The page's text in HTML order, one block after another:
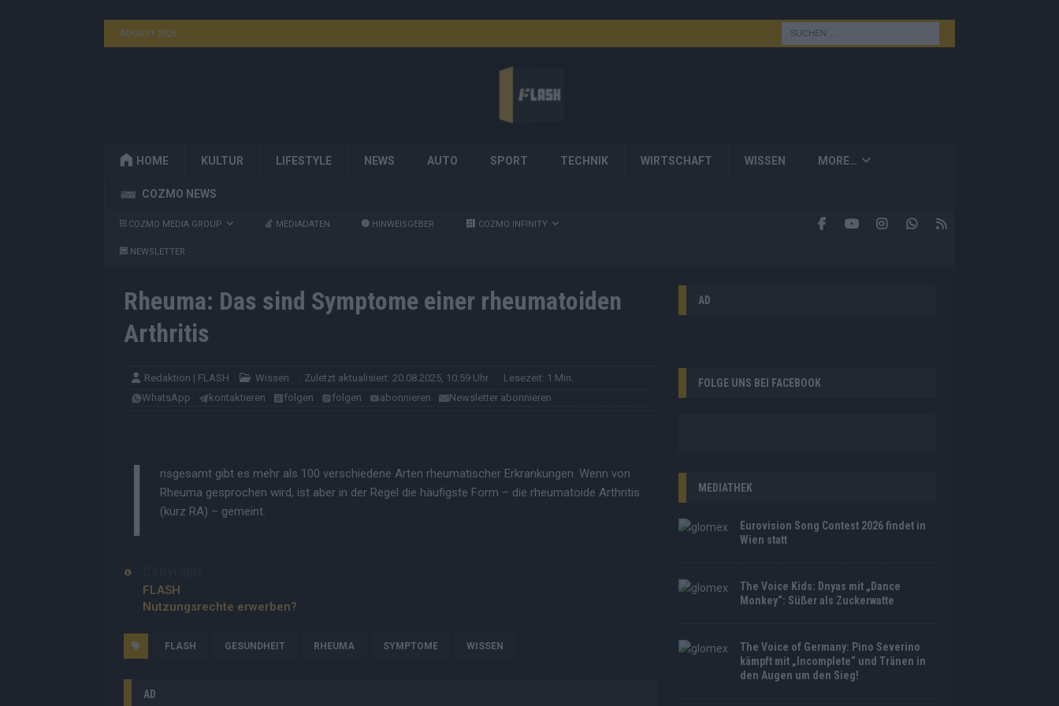
AUGUST 2026
HOME KULTUR LIFESTYLE NEWS AUTO SPORT TECHNIK WIRTSCHAFT WISSEN MORE…
COZMO NEWS
COZMO MEDIA GROUP MEDIADATEN HINWEISGEBER COZMO INFINITY
NEWSLETTER
Rheuma: Das sind Symptome einer rheumatoiden
Arthritis
Redaktion | FLASH Wissen · Zuletzt aktualisiert: 20.08.2025, 10:59 Uhr
· Lesezeit: 1 Min.
WhatsApp
kontaktieren folgen folgen abonnieren Newsletter abonnieren
I
nsgesamt gibt es mehr als 100 verschiedene Arten rheumatischer Erkrankungen. Wenn von
Rheuma gesprochen wird, ist aber in der Regel die häufigste Form – die rheumatoide Arthritis
(kurz RA) – gemeint.
FLASH
Nutzungsrechte erwerben?
FLASH GESUNDHEIT RHEUMA SYMPTOME WISSEN
AD
AD
FOLGE UNS BEI FACEBOOK
MEDIATHEK
Eurovision Song Contest 2026 findet in
Wien statt
The Voice Kids: Dnyas mit „Dance
Monkey“: Süßer als Zuckerwatte
The Voice of Germany: Pino Severino
kämpft mit „Incomplete“ und Tränen in
den Augen um den Sieg!